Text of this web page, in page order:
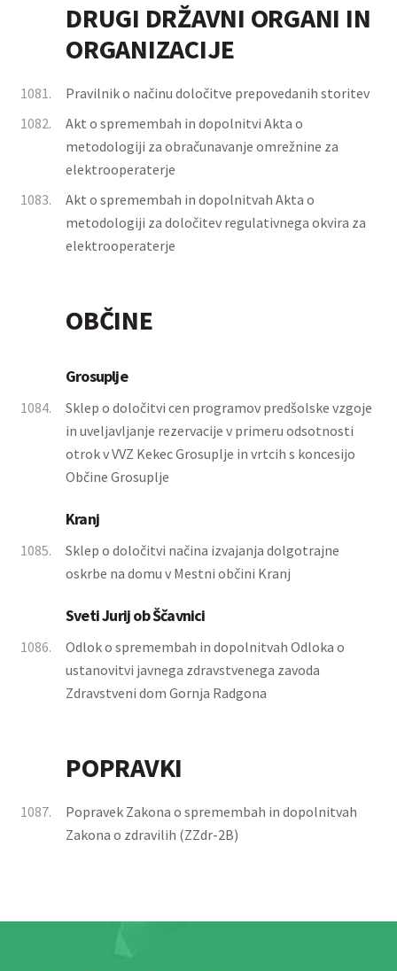
DRUGI DRŽAVNI ORGANI IN
ORGANIZACIJE
1081.
Pravilnik o načinu določitve prepovedanih storitev
1082.
Akt o spremembah in dopolnitvi Akta o
metodologiji za obračunavanje omrežnine za
elektrooperaterje
1083.
Akt o spremembah in dopolnitvah Akta o
metodologiji za določitev regulativnega okvira za
elektrooperaterje
OBČINE
Grosuplje
1084.
Sklep o določitvi cen programov predšolske vzgoje
in uveljavljanje rezervacije v primeru odsotnosti
otrok v VVZ Kekec Grosuplje in vrtcih s koncesijo
Občine Grosuplje
Kranj
1085.
Sklep o določitvi načina izvajanja dolgotrajne
oskrbe na domu v Mestni občini Kranj
Sveti Jurij ob Ščavnici
1086.
Odlok o spremembah in dopolnitvah Odloka o
ustanovitvi javnega zdravstvenega zavoda
Zdravstveni dom Gornja Radgona
POPRAVKI
1087.
Popravek Zakona o spremembah in dopolnitvah
Zakona o zdravilih (ZZdr-2B)